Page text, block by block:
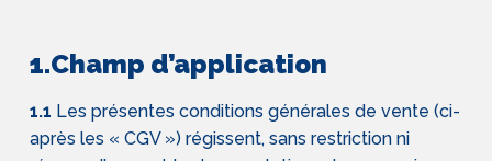
1.Champ d’application
1.1 Les présentes conditions générales de vente (ci-
après les « CGV ») régissent, sans restriction ni